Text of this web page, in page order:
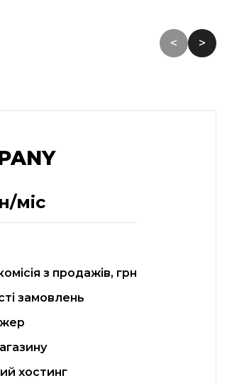
< >
міс
з продажів, грн
замовлень
хостинг